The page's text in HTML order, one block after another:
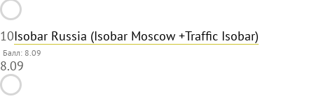
10Isobar Russia (Isobar Moscow +Traffic Isobar)
Балл: 8.09
8.09